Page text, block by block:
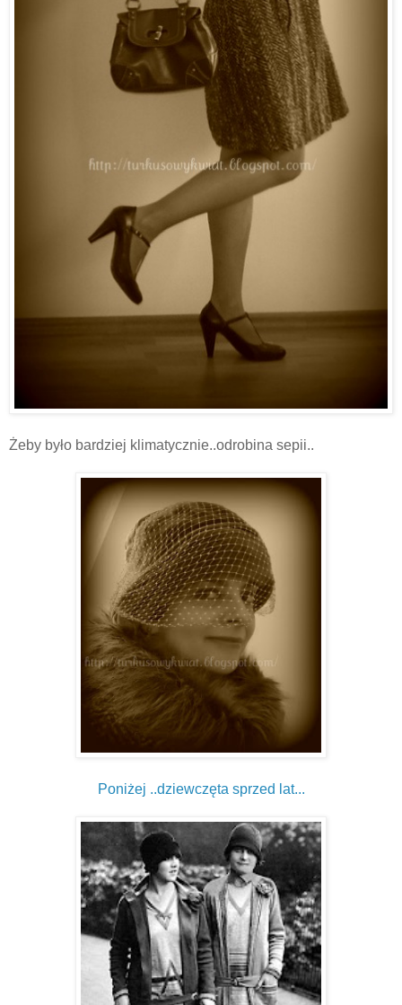
Żeby było bardziej klimatycznie..odrobina sepii..
Poniżej ..dziewczęta sprzed lat...